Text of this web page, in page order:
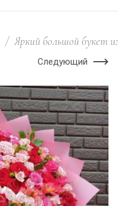
/ Яркий большой букет
Следующий